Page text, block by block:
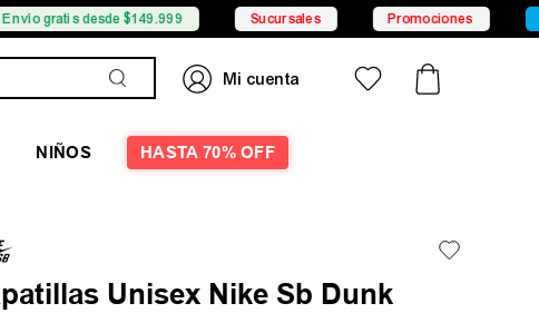
desde $149.999 Sucursales Promociones
NIÑOS HASTA 70% OFF
Unisex Nike Sb Dunk